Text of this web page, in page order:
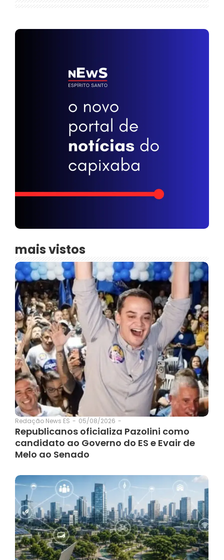
mais vistos
Redação News ES - 05/08/2026 -
Republicanos oficializa Pazolini como
candidato ao Governo do ES e Evair de
Melo ao Senado